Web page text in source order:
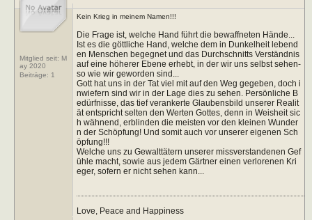
Mitglied seit: M
ay 2020
Beiträge: 1
Kein Krieg in meinem Namen!!!
Die Frage ist, welche Hand führt die bewaffneten Hände...
Ist es die göttliche Hand, welche dem in Dunkelheit lebend
en Menschen begegnet und das Durchschnitts Verständnis
auf eine höherer Ebene erhebt, in der wir uns selbst sehen-
so wie wir geworden sind...
Gott hat uns in der Tat viel mit auf den Weg gegeben, doch i
nwiefern sind wir in der Lage dies zu sehen. Persönliche B
edürfnisse, das tief verankerte Glaubensbild unserer Realit
ät entspricht selten den Werten Gottes, denn in Weisheit sic
h wähnend, erblinden die meisten vor den kleinen Wunder
n der Schöpfung! Und somit auch vor unserer eigenen Sch
öpfung!!!
Welche uns zu Gewalttätern unserer missverstandenen Gef
ühle macht, sowie aus jedem Gärtner einen verlorenen Kri
eger, sofern er nicht sehen kann...
Love, Peace and Happiness